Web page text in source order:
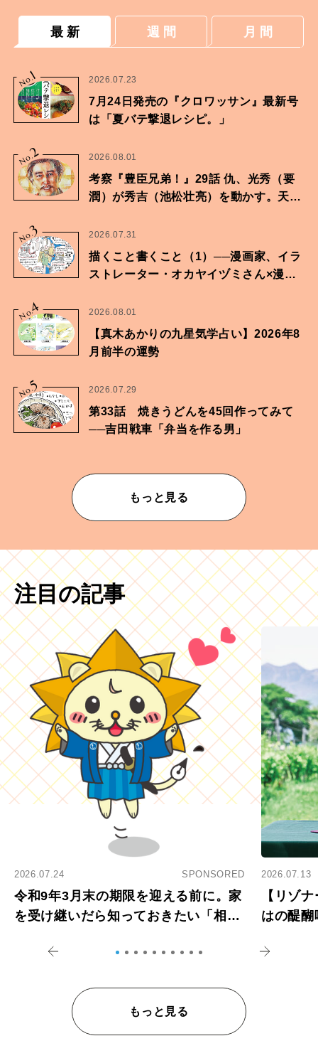
最 新 週 間 月 間
No.
1 2026.07.23
7月24日発売の『クロワッサン』最新号
は「夏バテ撃退レシピ。」
No.2 2026.08.01
考察『豊臣兄弟！』29話 仇、光秀（要
潤）が秀吉（池松壮亮）を動かす。天下
No.3 2026.07.31
描くこと書くこと（1）──漫画家、イラ
ストレーター・オカヤイヅミさん×漫画
No.
4 2026.08.01
【真木あかりの九星気学占い】2026年8
月前半の運勢
No.5 2026.07.29
第33話 焼きうどんを45回作ってみて
──吉田戦車「弁当を作る男」
もっと見る
注目の記事
2026.07.24 SPONSORED
令和9年3月末の期限を迎える前に。家
を受け継いだら知っておきたい「相続
2026.07.13
【リゾ
はの醍
もっと見る